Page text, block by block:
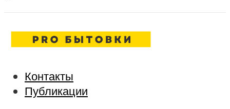
Контакты
Публикации